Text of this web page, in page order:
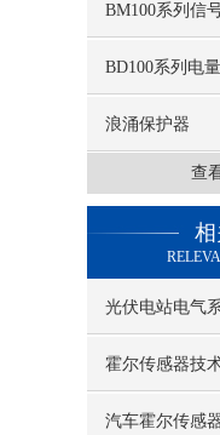
BM100系列信
BD100系列电
浪涌保护器
查
光伏电站电气
维管理解决方
霍尔传感器技
在出租车计价
汽车霍尔传感